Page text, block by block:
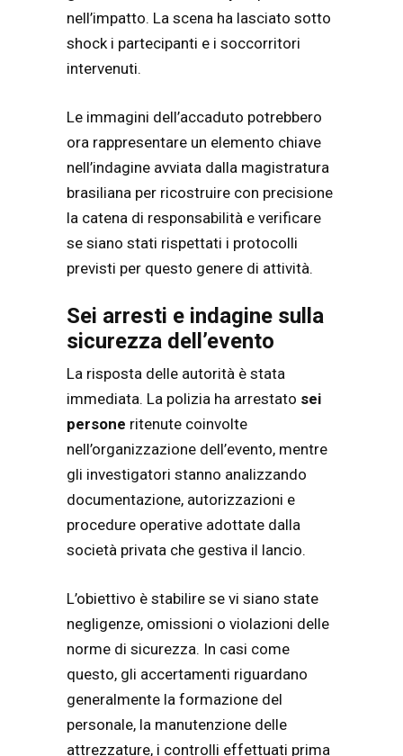
nell’impatto. La scena ha lasciato sotto
shock i partecipanti e i soccorritori
intervenuti.
Le immagini dell’accaduto potrebbero
ora rappresentare un elemento chiave
nell’indagine avviata dalla magistratura
brasiliana per ricostruire con precisione
la catena di responsabilità e verificare
se siano stati rispettati i protocolli
previsti per questo genere di attività.
Sei arresti e indagine sulla
sicurezza dell’evento
La risposta delle autorità è stata
immediata. La polizia ha arrestato sei
persone ritenute coinvolte
nell’organizzazione dell’evento, mentre
gli investigatori stanno analizzando
documentazione, autorizzazioni e
procedure operative adottate dalla
società privata che gestiva il lancio.
L’obiettivo è stabilire se vi siano state
negligenze, omissioni o violazioni delle
norme di sicurezza. In casi come
questo, gli accertamenti riguardano
generalmente la formazione del
personale, la manutenzione delle
attrezzature, i controlli effettuati prima